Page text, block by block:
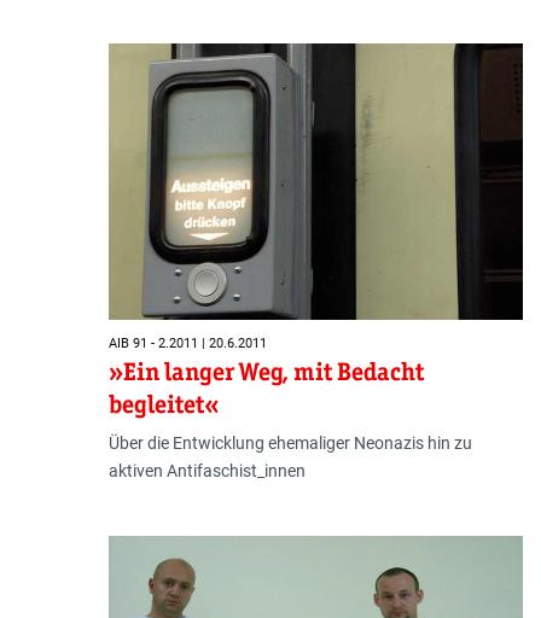
AIB 91 - 2.2011 | 20.6.2011
»Ein langer Weg, mit Bedacht
begleitet«
Über die Entwicklung ehemaliger Neonazis hin zu
aktiven Antifaschist_innen